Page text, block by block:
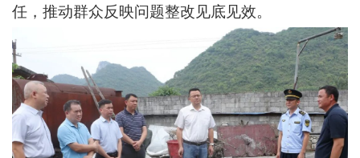
任，推动群众反映问题整改见底见效。